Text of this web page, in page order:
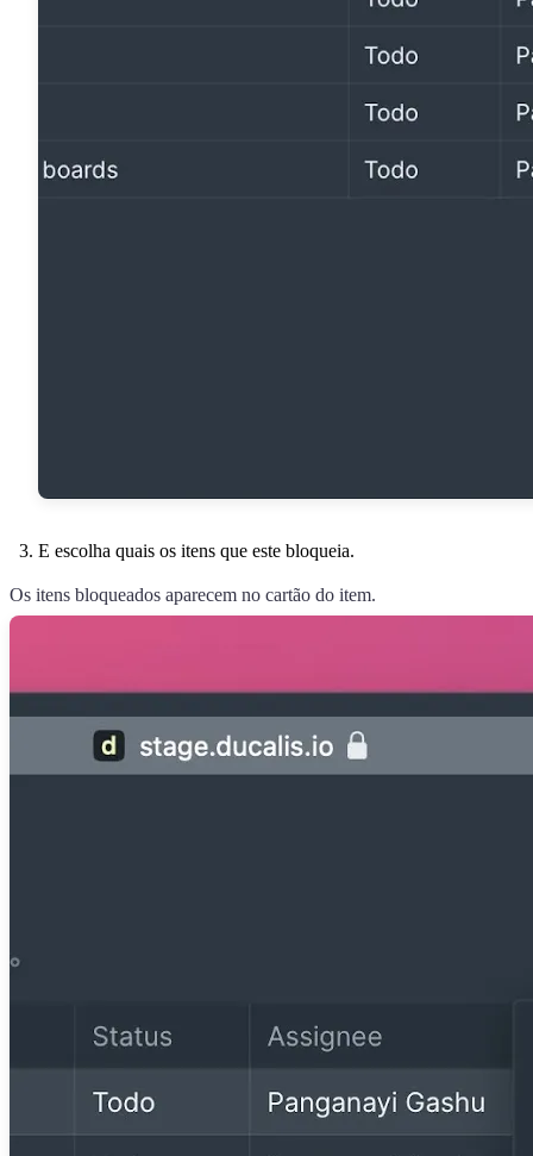
E escolha quais os itens que este bloqueia.
Os itens bloqueados aparecem no cartão do item.